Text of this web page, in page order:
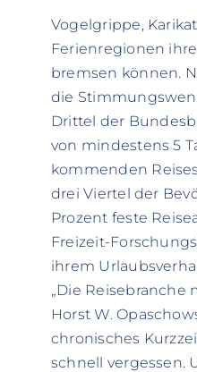
Vogelgrippe,
Ferienregionen
bremsen können.
die
Drittel der
von mindestens 5
kommenden
drei Viertel der
Prozent feste
Freizeit-
ihrem
„Die Reisebranche
Horst W.
chronisches
schnell vergessen.